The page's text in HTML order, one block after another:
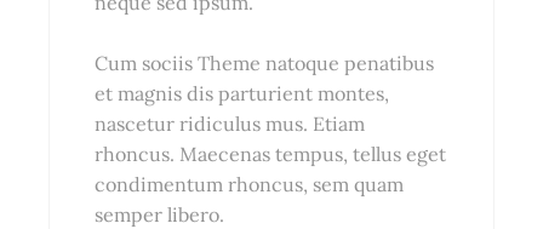
Cum sociis Theme natoque penatibus
et magnis dis parturient montes,
nascetur ridiculus mus. Etiam
rhoncus. Maecenas tempus, tellus eget
condimentum rhoncus, sem quam
semper libero.